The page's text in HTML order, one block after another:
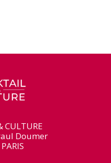
CULTURE
Doumer